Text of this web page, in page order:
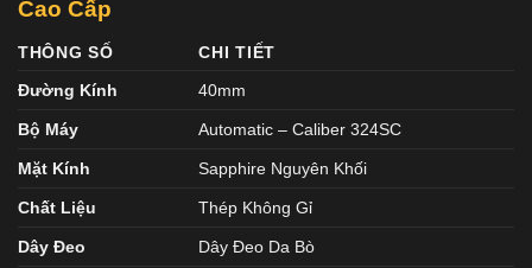
Cao Cấp
THÔNG SỐ
CHI TIẾT
Đường Kính
40mm
Bộ Máy Automatic – Caliber 324SC
Mặt Kính Sapphire Nguyên Khối
Chất Liệu Thép Không Gỉ
Dây Đeo Dây Đeo Da Bò